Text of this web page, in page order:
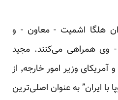
هلگا اشمیت - معاون - و
همراهی می‌کنند. مجید
تخت روانچی، معاون اروپا و آمریکای وزیر امور خارجه٬ از
با ایران” به عنوان اصلی‌ترین